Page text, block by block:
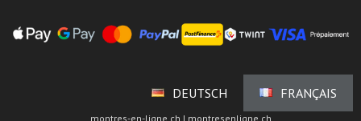
DEUTSCH FRANÇAIS
montres-en-ligne.ch | montresenligne.ch